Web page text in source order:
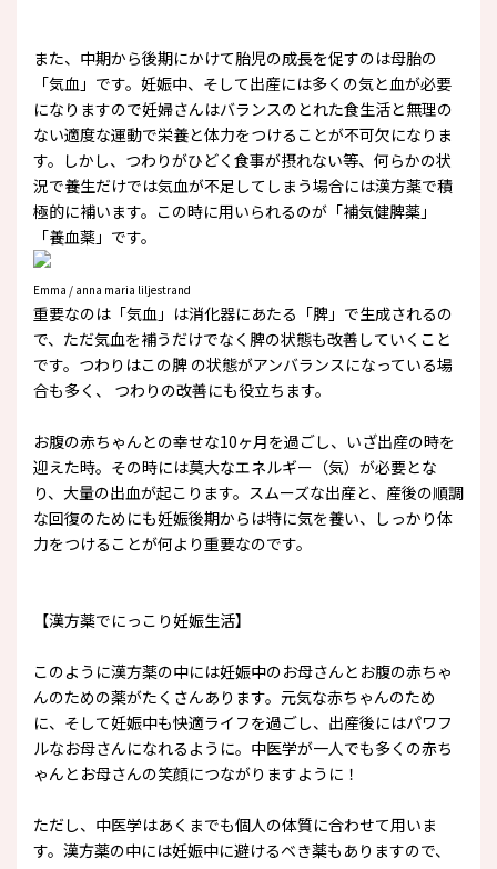
また、中期から後期にかけて胎児の成長を促すのは母胎の
「気血」です。妊娠中、そして出産には多くの気と血が必要
になりますので妊婦さんはバランスのとれた食生活と無理の
ない適度な運動で栄養と体力をつけることが不可欠になりま
す。しかし、つわりがひどく食事が摂れない等、何らかの状
況で養生だけでは気血が不足してしまう場合には漢方薬で積
極的に補います。この時に用いられるのが「補気健脾薬」
「養血薬」です。
Emma / anna maria liljestrand
重要なのは「気血」は消化器にあたる「脾」で生成されるの
で、ただ気血を補うだけでなく脾の状態も改善していくこと
です。つわりはこの脾 の状態がアンバランスになっている場
合も多く、 つわりの改善にも役立ちます。
お腹の赤ちゃんとの幸せな10ヶ月を過ごし、いざ出産の時を
迎えた時。その時には莫大なエネルギー（気）が必要とな
り、大量の出血が起こります。スムーズな出産と、産後の順調
な回復のためにも妊娠後期からは特に気を養い、しっかり体
力をつけることが何より重要なのです。
【漢方薬でにっこり妊娠生活】
このように漢方薬の中には妊娠中のお母さんとお腹の赤ちゃ
んのための薬がたくさんあります。元気な赤ちゃんのため
に、そして妊娠中も快適ライフを過ごし、出産後にはパワフ
ルなお母さんになれるように。中医学が一人でも多くの赤ち
ゃんとお母さんの笑顔につながりますように！
ただし、中医学はあくまでも個人の体質に合わせて用いま
す。漢方薬の中には妊娠中に避けるべき薬もありますので、